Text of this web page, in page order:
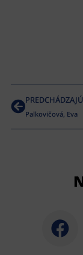
Palkovičová, Eva